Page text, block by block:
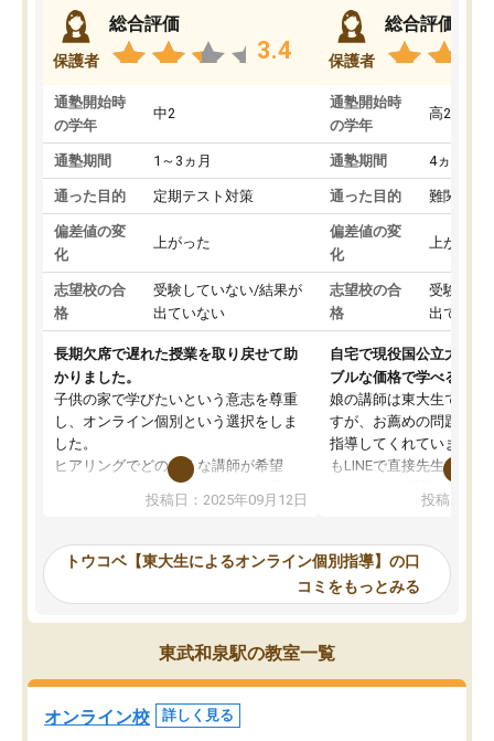
保護者
総合評価
3.4
通塾開始時
の学年
中2
通塾期間 1～3ヵ月
通った目的 定期テスト対策
偏差値の変
化
上がった
志望校の合
格
受験していない/結果が
出ていない
長期欠席で遅れた授業を取り戻せて助
かりました。
子供の家で学びたいという意志を尊重
し、オンライン個別という選択をしま
した。
ヒアリングでどのような講師が希望
か、オプションは付帯するかなど選ぶ
事が出来ました。
ーティングを行い、その講師で良いか
見てから講師を決定する事ができま
す。
うちの子は、初回面談の講師の方で決
オンラインツールを使用した単語帳の
共有があり宿題もそちらで出される形
投稿日：2025年09月12日
保護者
総合評価
通塾開始時
の学年
高2
通塾期間 4ヵ月～1
通った目的 難関私立
偏差値の変
化
上がった
志望校の合
格
受験して
出ていな
自宅で現役国公立大学生
ブルな価格で学べる
娘の講師は東大生では無
すが、お薦めの問題集や
指導してくれています。
もLINEで直接先生に質問
めれるので、個人に合
いなのがあり(有料)、受
ことをどんなスケジュー
くか相談したのですが、
ち期待したものではなく
内容でした。それでも明
やる気も出ましたし、苦
くなってきたようなので
投稿日：
トウコベ【東大生によるオンライン個別指導】の口
コミをもっとみる
東武和泉駅の教室一覧
オンライン校 詳しく見る